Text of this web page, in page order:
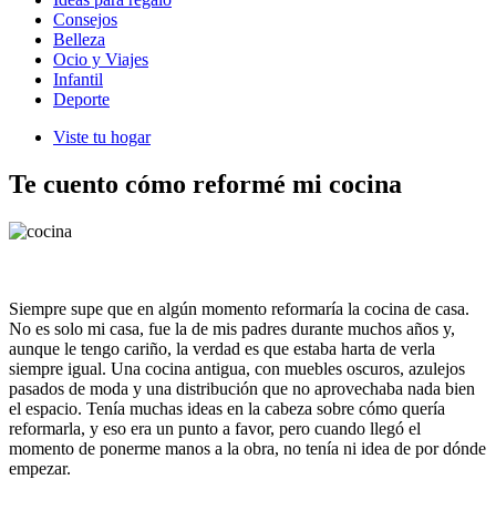
Consejos
Belleza
Ocio y Viajes
Infantil
Deporte
Viste tu hogar
Te cuento cómo reformé mi cocina
Siempre supe que en algún momento reformaría la cocina de casa.
No es solo mi casa, fue la de mis padres durante muchos años y,
aunque le tengo cariño, la verdad es que estaba harta de verla
siempre igual. Una cocina antigua, con muebles oscuros, azulejos
pasados de moda y una distribución que no aprovechaba nada bien
el espacio. Tenía muchas ideas en la cabeza sobre cómo quería
reformarla, y eso era un punto a favor, pero cuando llegó el
momento de ponerme manos a la obra, no tenía ni idea de por dónde
empezar.